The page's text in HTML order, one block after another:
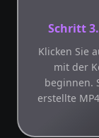
Schritt
Klicken Sie
mit der
beginnen.
erstellte